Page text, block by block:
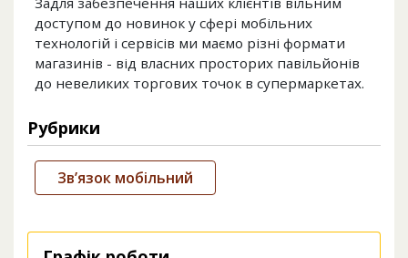
доступом до новинок у сфері мобільних
технологій і сервісів ми маємо різні формати
магазинів - від власних просторих павільйонів
до невеликих торгових точок в супермаркетах.
Рубрики
Зв’язок мобільний